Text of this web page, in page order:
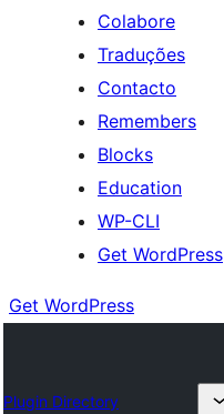
Colabore
Traduções
Contacto
Remembers
Blocks
Education
WP-CLI
Get WordPress
Get WordPress
Plugin Directory